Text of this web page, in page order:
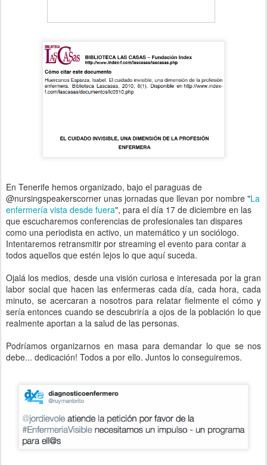
En Tenerife hemos organizado, bajo el paraguas de
@nursingspeakerscorner unas jornadas que llevan por nombre "La
enfermería vista desde fuera", para el día 17 de diciembre en las
que escucharemos conferencias de profesionales tan dispares
como una periodista en activo, un matemático y un sociólogo.
Intentaremos retransmitir por streaming el evento para contar a
todos aquellos que estén lejos lo que aquí suceda.
Ojalá los medios, desde una visión curiosa e interesada por la gran
labor social que hacen las enfermeras cada día, cada hora, cada
minuto, se acercaran a nosotros para relatar fielmente el cómo y
sería entonces cuando se descubriría a ojos de la población lo que
realmente aportan a la salud de las personas.
Podríamos organizarnos en masa para demandar lo que se nos
debe... dedicación! Todos a por ello. Juntos lo conseguiremos.